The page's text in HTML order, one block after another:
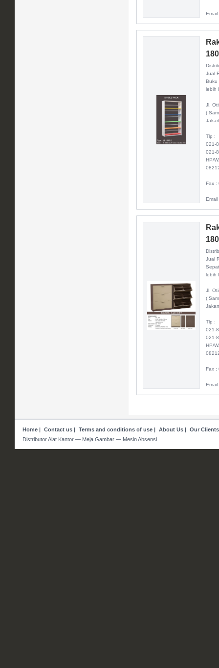
Jual
Buku
lebih
Jl.
(
Tlp :
021-
021-
HP/
Fax :
Jual
lebih
Jl.
(
Tlp :
021-
021-
HP/
Fax :
Home| Contact us| Terms and conditions of use| About Us| Our Clients
Distributor Alat Kantor — Meja Gambar — Mesin Absensi